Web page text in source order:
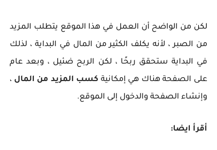
لكن من الواضح أن العمل في هذا الموقع يتطلب المزيد
من الصبر ، لأنه يكلف الكثير من المال في البداية ، لذلك
في البداية ستحقق ربحًا ، لكن الربح ضئيل ، وبعد عام
على الصفحة هناك هي إمكانية كسب المزيد من المال ،
وإنشاء الصفحة والدخول إلى الموقع.
أقرأ ايضا: